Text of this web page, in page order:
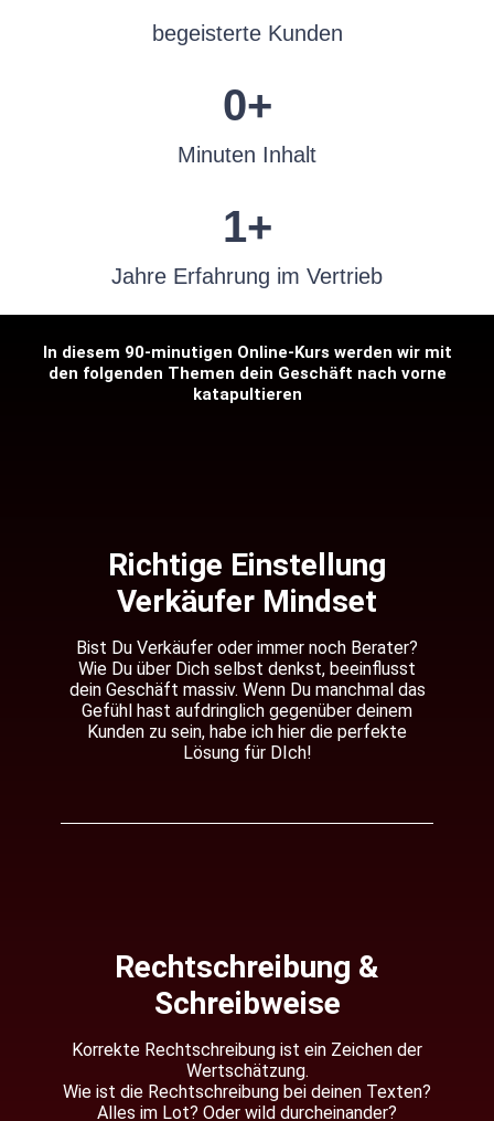
begeisterte Kunden
Minuten Inhalt
0+
Jahre Erfahrung im Vertrieb
1+
In diesem 90-minutigen Online-Kurs werden wir mit
den folgenden Themen dein Geschäft nach vorne
katapultieren
Richtige Einstellung
Verkäufer Mindset
Bist Du Verkäufer oder immer noch Berater?
Wie Du über Dich selbst denkst, beeinflusst
dein Geschäft massiv. Wenn Du manchmal das
Gefühl hast aufdringlich gegenüber deinem
Kunden zu sein, habe ich hier die perfekte
Lösung für DIch!
Rechtschreibung &
Schreibweise
Korrekte Rechtschreibung ist ein Zeichen der
Wertschätzung.
Wie ist die Rechtschreibung bei deinen Texten?
Alles im Lot? Oder wild durcheinander?